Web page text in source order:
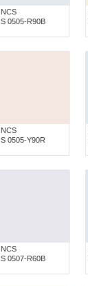
NCS
S 0505-R90B
NCS
S 0505-Y90R
NCS
S 0507-R60B